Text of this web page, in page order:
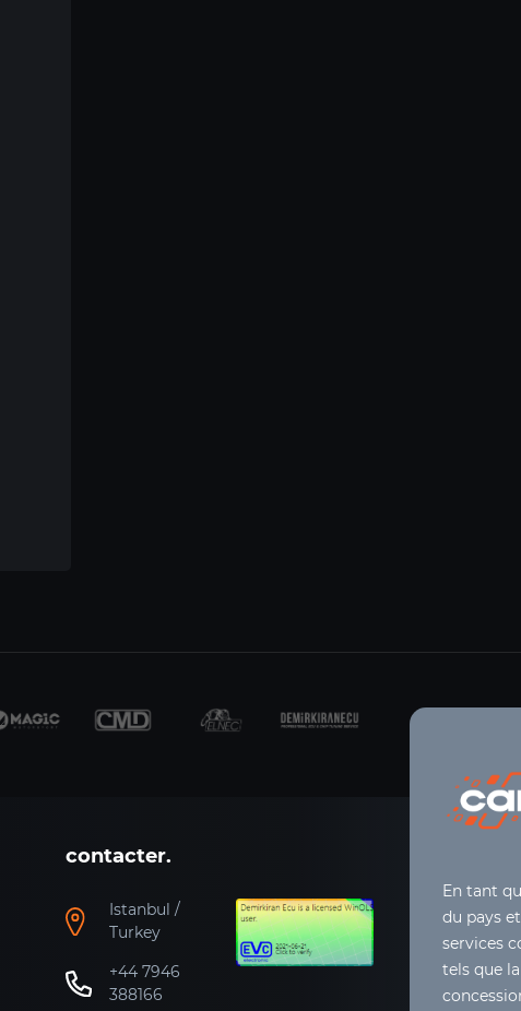
contacter.
Istanbul /
Turkey
+44 7946
388166
En tant
du pays
services
tels que